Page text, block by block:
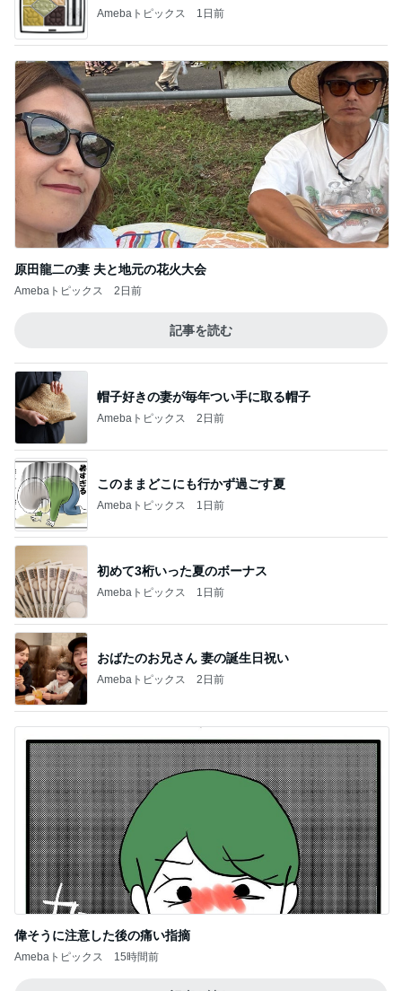
Amebaトピックス 1日前
原田龍二の妻 夫と地元の花火大会
Amebaトピックス 2日前
記事を読む
帽子好きの妻が毎年つい手に取る帽子
Amebaトピックス 2日前
このままどこにも行かず過ごす夏
Amebaトピックス 1日前
初めて3桁いった夏のボーナス
Amebaトピックス 1日前
おばたのお兄さん 妻の誕生日祝い
Amebaトピックス 2日前
偉そうに注意した後の痛い指摘
Amebaトピックス 15時間前